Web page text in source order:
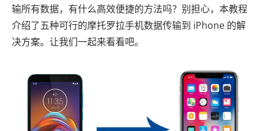
输所有数据，有什么高效便捷的方法吗？别担心，本教程
介绍了五种可行的摩托罗拉手机数据传输到 iPhone 的解
决方案。让我们一起来看看吧。